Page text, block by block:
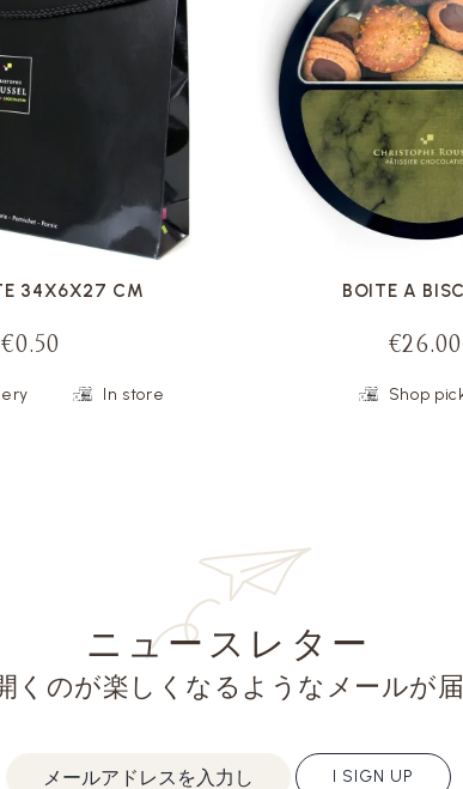
34X6X27 CM
€0.50
In store
BOITE A
€26.00
Shop
VOIR LA
ニュースレター
くのが楽しくなるようなメールが
I SIGN UP